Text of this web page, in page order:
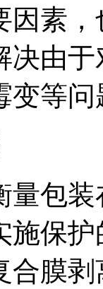
因素
决由
变等问
量包
施保
合膜